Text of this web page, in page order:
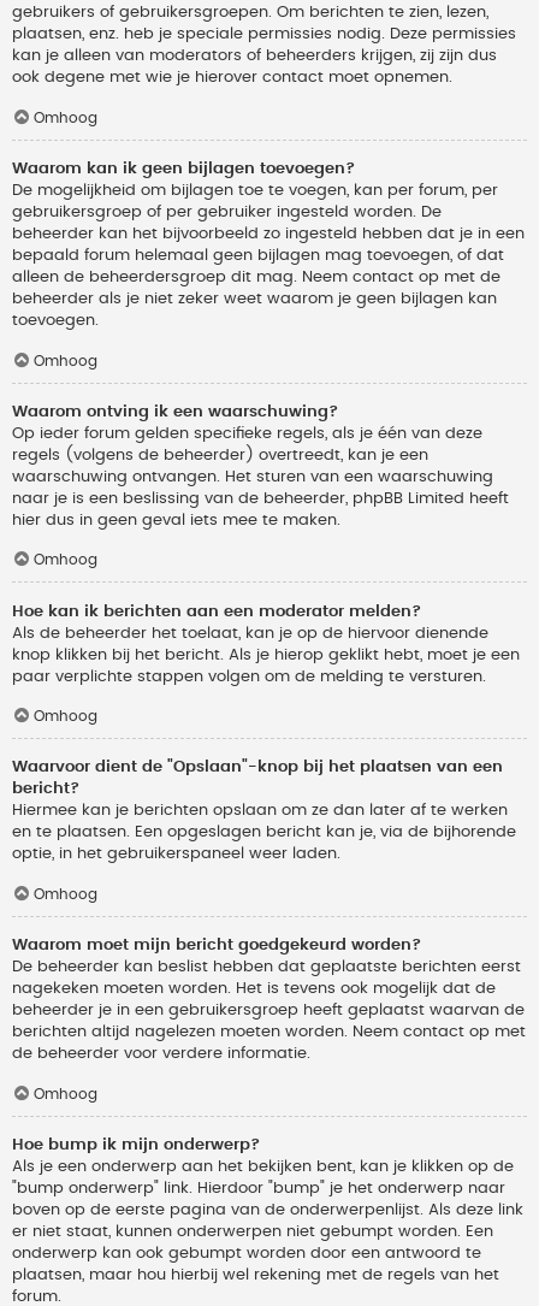
gebruikers of gebruikersgroepen. Om berichten te zien, lezen,
plaatsen, enz. heb je speciale permissies nodig. Deze permissies
kan je alleen van moderators of beheerders krijgen, zij zijn dus
ook degene met wie je hierover contact moet opnemen.
Omhoog
Waarom kan ik geen bijlagen toevoegen?
De mogelijkheid om bijlagen toe te voegen, kan per forum, per
gebruikersgroep of per gebruiker ingesteld worden. De
beheerder kan het bijvoorbeeld zo ingesteld hebben dat je in een
bepaald forum helemaal geen bijlagen mag toevoegen, of dat
alleen de beheerdersgroep dit mag. Neem contact op met de
beheerder als je niet zeker weet waarom je geen bijlagen kan
toevoegen.
Omhoog
Waarom ontving ik een waarschuwing?
Op ieder forum gelden specifieke regels, als je één van deze
regels (volgens de beheerder) overtreedt, kan je een
waarschuwing ontvangen. Het sturen van een waarschuwing
naar je is een beslissing van de beheerder, phpBB Limited heeft
hier dus in geen geval iets mee te maken.
Omhoog
Hoe kan ik berichten aan een moderator melden?
Als de beheerder het toelaat, kan je op de hiervoor dienende
knop klikken bij het bericht. Als je hierop geklikt hebt, moet je een
paar verplichte stappen volgen om de melding te versturen.
Omhoog
Waarvoor dient de "Opslaan"-knop bij het plaatsen van een
bericht?
Hiermee kan je berichten opslaan om ze dan later af te werken
en te plaatsen. Een opgeslagen bericht kan je, via de bijhorende
optie, in het gebruikerspaneel weer laden.
Omhoog
Waarom moet mijn bericht goedgekeurd worden?
De beheerder kan beslist hebben dat geplaatste berichten eerst
nagekeken moeten worden. Het is tevens ook mogelijk dat de
beheerder je in een gebruikersgroep heeft geplaatst waarvan de
berichten altijd nagelezen moeten worden. Neem contact op met
de beheerder voor verdere informatie.
Omhoog
Hoe bump ik mijn onderwerp?
Als je een onderwerp aan het bekijken bent, kan je klikken op de
"bump onderwerp" link. Hierdoor "bump" je het onderwerp naar
boven op de eerste pagina van de onderwerpenlijst. Als deze link
er niet staat, kunnen onderwerpen niet gebumpt worden. Een
onderwerp kan ook gebumpt worden door een antwoord te
plaatsen, maar hou hierbij wel rekening met de regels van het
forum.